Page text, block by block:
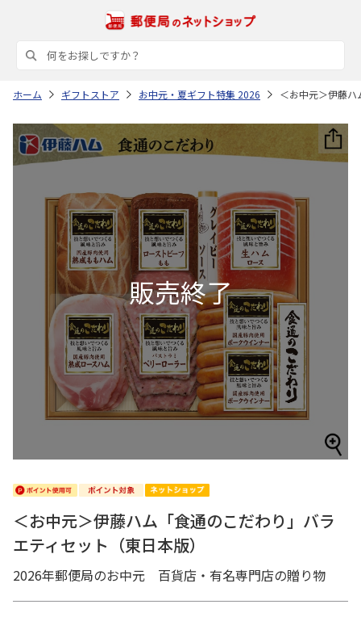
ホーム ギフトストア お中元・夏ギフト特集 2026 ＜お中元＞伊藤
＜お中元＞伊藤ハム「食通のこだわり」バラ
エティセット（東日本版）
2026年郵便局のお中元 百貨店・有名専門店の贈り物